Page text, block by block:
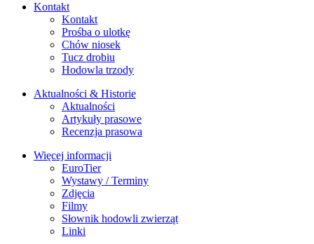
Kontakt
Kontakt
Prośba o ulotkę
Chów niosek
Tucz drobiu
Hodowla trzody
Aktualności & Historie
Aktualności
Artykuły prasowe
Recenzja prasowa
Więcej informacji
EuroTier
Wystawy / Terminy
Zdjęcia
Filmy
Słownik hodowli zwierząt
Linki